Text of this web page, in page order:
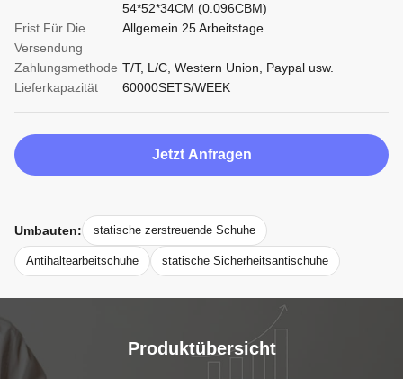
54*52*34CM (0.096CBM)
Frist Für Die
Versendung
Allgemein 25 Arbeitstage
Zahlungsmethode T/T, L/C, Western Union, Paypal usw.
Lieferkapazität
60000SETS/WEEK
Jetzt Anfragen
Umbauten: statische zerstreuende Schuhe
Antihaltearbeitschuhe statische Sicherheitsantischuhe
Produktübersicht